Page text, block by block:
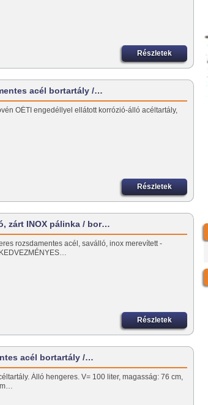
Részletek
acél bortartály /…
OÉTI engedéllyel ellátott korrózió-álló acéltartály,
Részletek
zárt INOX pálinka / bor…
rozsdamentes acél, saválló, inox merevített -
Részletek
acél bortartály /…
Álló hengeres. V= 100 liter, magasság: 76 cm,